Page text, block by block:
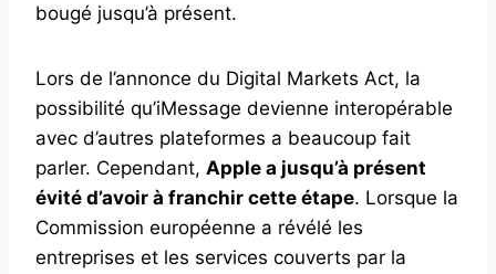
bougé jusqu’à présent.
Lors de l’annonce du Digital Markets Act, la
possibilité qu’iMessage devienne interopérable
avec d’autres plateformes a beaucoup fait
parler. Cependant, Apple a jusqu’à présent
évité d’avoir à franchir cette étape. Lorsque la
Commission européenne a révélé les
entreprises et les services couverts par la